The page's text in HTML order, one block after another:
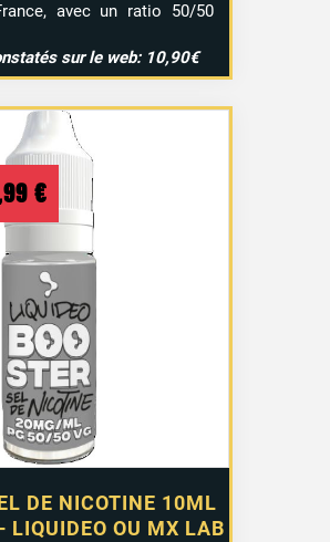
avec un ratio 50/50
sur le web: 10,90€
DE NICOTINE 10ML
OU MX LAB
€
Plage
de
prix :
1,10 €
à
9,99 €